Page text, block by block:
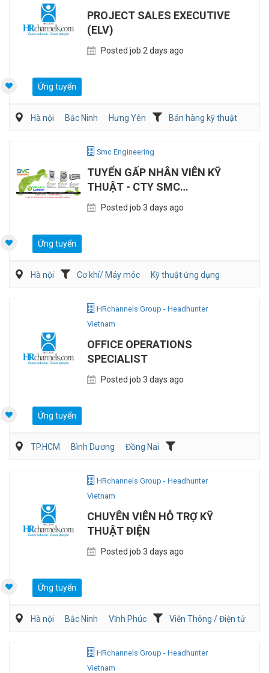
PROJECT SALES EXECUTIVE
(ELV)
Posted job 2 days ago
Ứng tuyển
Hà nội Bắc Ninh Hưng Yên
Bán hàng kỹ thuật
Smc Engineering
TUYỂN GẤP NHÂN VIÊN KỸ
THUẬT - CTY SMC
ENGINEERING
Posted job 3 days ago
Ứng tuyển
Hà nội Cơ khí/ Máy móc
Kỹ thuật ứng dụng
HRchannels Group - Headhunter
Vietnam
OFFICE OPERATIONS
SPECIALIST
Posted job 3 days ago
Ứng tuyển
TP.HCM Bình Dương
Đồng Nai
HRchannels Group - Headhunter
Vietnam
CHUYÊN VIÊN HỖ TRỢ KỸ
THUẬT ĐIỆN
Posted job 3 days ago
Ứng tuyển
Hà nội Bắc Ninh Vĩnh Phúc
Viễn Thông / Điện tử
HRchannels Group - Headhunter
Vietnam